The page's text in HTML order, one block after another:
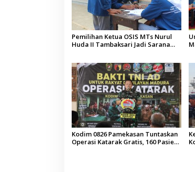
Pemilihan Ketua OSIS MTs Nurul
Huda II Tambaksari Jadi Sarana
Kodim 0826 Pamekasan Tuntaskan
Operasi Katarak Gratis, 160 Pasien